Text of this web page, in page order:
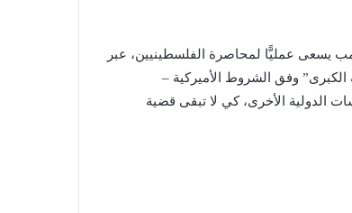
يسعى عمليًّا لمحاصرة الفلسطينيين، عبر
الكبرى” وفق الشروط الأميركية –
الدولية الأخرى، كي لا تبقى قضية